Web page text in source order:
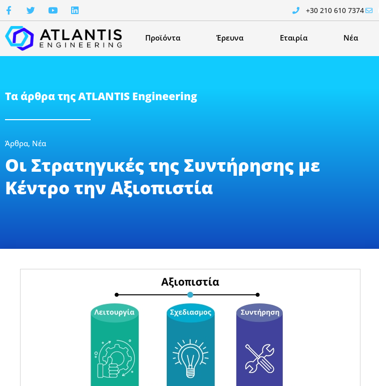
+30 210 610 7374
Προϊόντα Έρευνα Εταιρία Νέα
Τα άρθρα της ATLANTIS Engineering
Άρθρα, Νέα
Οι Στρατηγικές της Συντήρησης με
Κέντρο την Αξιοπιστία